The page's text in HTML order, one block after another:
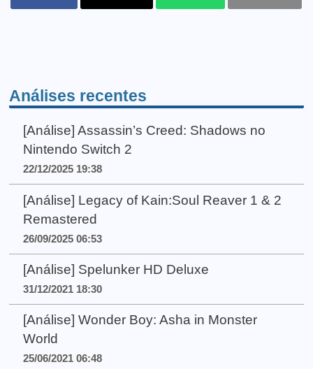
Análises recentes
[Análise] Assassin’s Creed: Shadows no
Nintendo Switch 2
22/12/2025 19:38
[Análise] Legacy of Kain:Soul Reaver 1 & 2
Remastered
26/09/2025 06:53
[Análise] Spelunker HD Deluxe
31/12/2021 18:30
[Análise] Wonder Boy: Asha in Monster
World
25/06/2021 06:48